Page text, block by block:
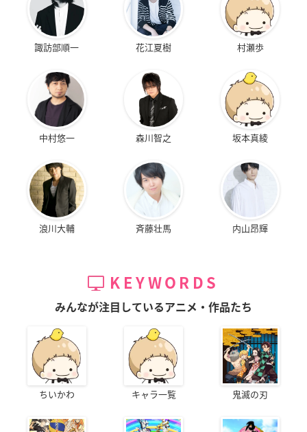
諏訪部順一 花江夏樹 村瀬歩
中村悠一 森川智之 坂本真綾
浪川大輔 斉藤壮馬 内山昂輝
KEYWORDS
みんなが注目しているアニメ・作品たち
ちいかわ キャラ一覧 鬼滅の刃